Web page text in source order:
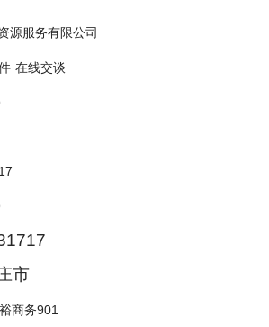
源服务有限公司
在线交谈
市
商务901